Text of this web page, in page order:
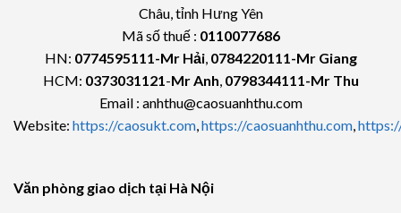
Châu, tỉnh Hưng Yên
Mã số thuế : 0110077686
HN: 0774595111-Mr Hải, 0784220111-Mr Giang
HCM: 0373031121-Mr Anh, 0798344111-Mr Thu
Email : anhthu@caosuanhthu.com
Website: https://caosukt.com,https://caosuanhthu.com,
Văn phòng giao dịch tại Hà Nội